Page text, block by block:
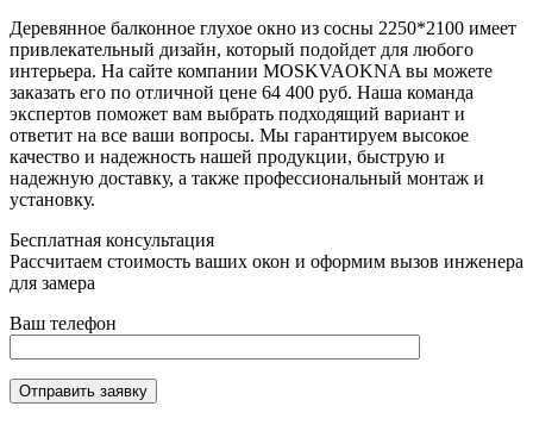
Деревянное балконное глухое окно из сосны 2250*2100 имеет
привлекательный дизайн, который подойдет для любого
интерьера. На сайте компании MOSKVAOKNA вы можете
заказать его по отличной цене 64 400 руб. Наша команда
экспертов поможет вам выбрать подходящий вариант и
ответит на все ваши вопросы. Мы гарантируем высокое
качество и надежность нашей продукции, быструю и
надежную доставку, а также профессиональный монтаж и
установку.
Бесплатная консультация
Рассчитаем стоимость ваших окон и оформим вызов инженера
для замера
Ваш телефон
Отправить заявку